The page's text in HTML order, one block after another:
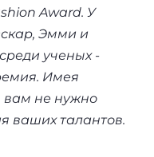
Award. У
Эмми и
ученых -
Имея
вам не нужно
ваших талантов.